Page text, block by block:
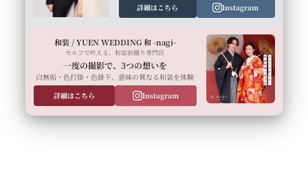
詳細はこちら
Instagram
和装 / YUEN WEDDING 和 -nagi-
セルフで叶える、和装前撮り専門店
一度の撮影で、3つの想いを
白無垢・色打掛・色掛下、意味の異なる和装を体験
詳細はこちら
Instagram